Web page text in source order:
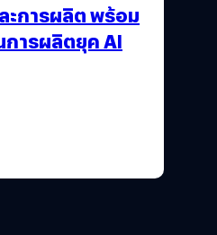
การผลิต พร้อม
การผลิตยุค AI